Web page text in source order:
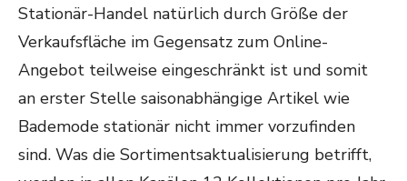
Stationär-Handel natürlich durch Größe der
Verkaufsfläche im Gegensatz zum Online-
Angebot teilweise eingeschränkt ist und somit
an erster Stelle saisonabhängige Artikel wie
Bademode stationär nicht immer vorzufinden
sind. Was die Sortimentsaktualisierung betrifft,